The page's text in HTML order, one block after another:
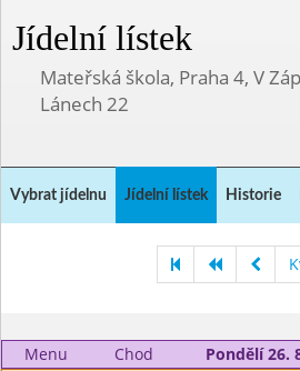
Jídelní lístek
Mateřská škola, Praha 4, V
Lánech 22
Vybrat jídelnu Jídelní lístek Historie
Menu Chod
Pondělí 26.